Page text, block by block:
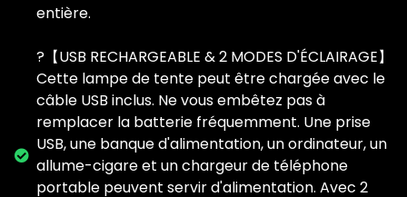
entière.
?【USB RECHARGEABLE & 2 MODES D'ÉCLAIRAGE】
Cette lampe de tente peut être chargée avec le
câble USB inclus. Ne vous embêtez pas à
remplacer la batterie fréquemment. Une prise
USB, une banque d'alimentation, un ordinateur, un
allume-cigare et un chargeur de téléphone
portable peuvent servir d'alimentation. Avec 2